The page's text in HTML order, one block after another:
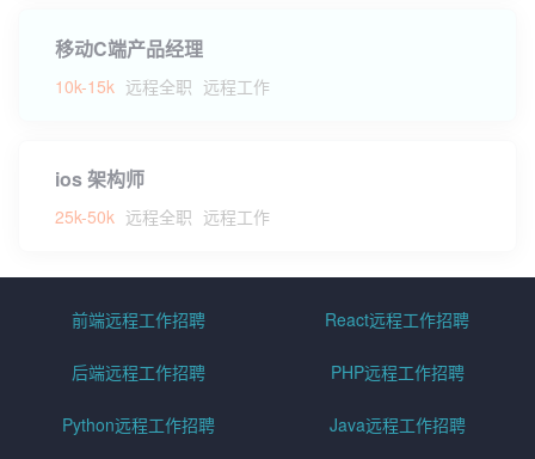
移动C端产品经理
10k-15k 远程全职 远程工作
ios 架构师
25k-50k 远程全职 远程工作
前端远程工作招聘 React远程工作招聘
后端远程工作招聘 PHP远程工作招聘
Python远程工作招聘 Java远程工作招聘